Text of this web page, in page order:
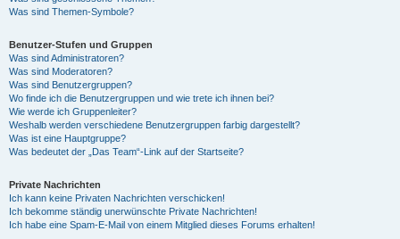
Was sind Themen-Symbole?
Benutzer-Stufen und Gruppen
Was sind Administratoren?
Was sind Moderatoren?
Was sind Benutzergruppen?
Wo finde ich die Benutzergruppen und wie trete ich ihnen bei?
Wie werde ich Gruppenleiter?
Weshalb werden verschiedene Benutzergruppen farbig dargestellt?
Was ist eine Hauptgruppe?
Was bedeutet der „Das Team“-Link auf der Startseite?
Private Nachrichten
Ich kann keine Privaten Nachrichten verschicken!
Ich bekomme ständig unerwünschte Private Nachrichten!
Ich habe eine Spam-E-Mail von einem Mitglied dieses Forums erhalten!